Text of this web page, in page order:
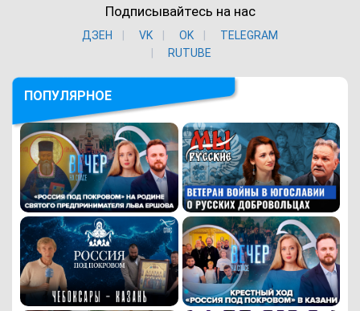
Подписывайтесь на нас
ДЗЕН VK ОK
TELEGRAM
RUTUBE
ПОПУЛЯРНОЕ